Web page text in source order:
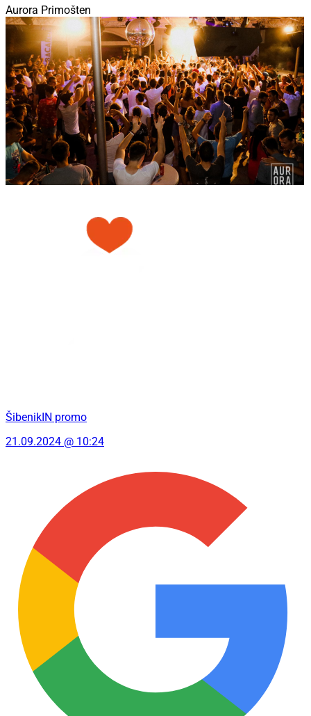
Aurora Primošten
ŠibenikIN promo
21.09.2024 @ 10:24